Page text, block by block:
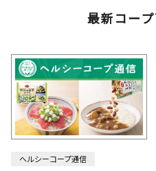
最新コー
ヘルシーコープ通信